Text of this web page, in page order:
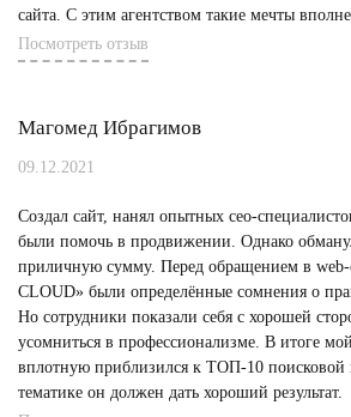
сайта. С этим агентством такие мечты
Посмотреть отзыв
Магомед Ибрагимов
09.12.2021
Создал сайт, нанял опытных сео-
были помочь в продвижении. Однако
приличную сумму. Перед обращением в
CLOUD» были определённые сомнения о
Но сотрудники показали себя с хорошей
усомниться в профессионализме. В итоге
вплотную приблизился к ТОП-10 поисковой
тематике он должен дать хороший результат.